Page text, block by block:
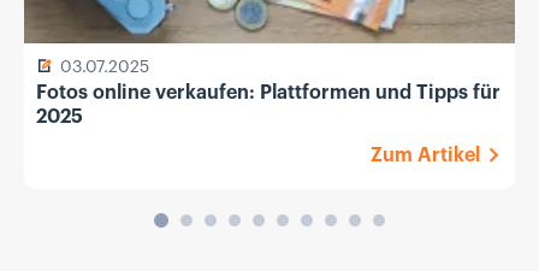
03.07.2025
Fotos online verkaufen: Plattformen und Tipps für
2025
Zum Artikel